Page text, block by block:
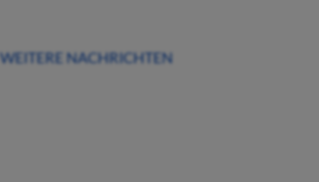
WEITERE NACHRICHTEN